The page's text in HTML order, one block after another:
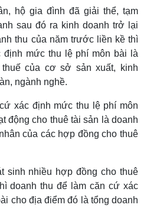
hộ gia đình đã giải thể, tạm
sau đó ra kinh doanh trở lại
thu của năm trước liền kề thì
mức thu lệ phí môn bài là
của cơ sở sản xuất, kinh
ngành nghề.
xác định mức thu lệ phí môn
động cho thuê tài sản là doanh
của các hợp đồng cho thuê
sinh nhiều hợp đồng cho thuê
doanh thu để làm căn cứ xác
cho địa điểm đó là tổng doanh